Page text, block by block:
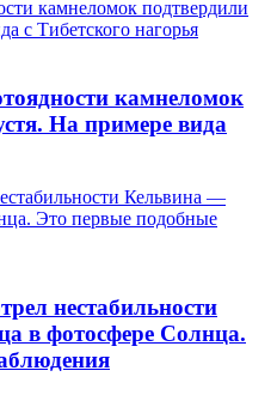
камнеломок подтвердили
с Тибетского нагорья
камнеломок
На примере вида
Кельвина —
Это первые подобные
нестабильности
в фотосфере Солнца.